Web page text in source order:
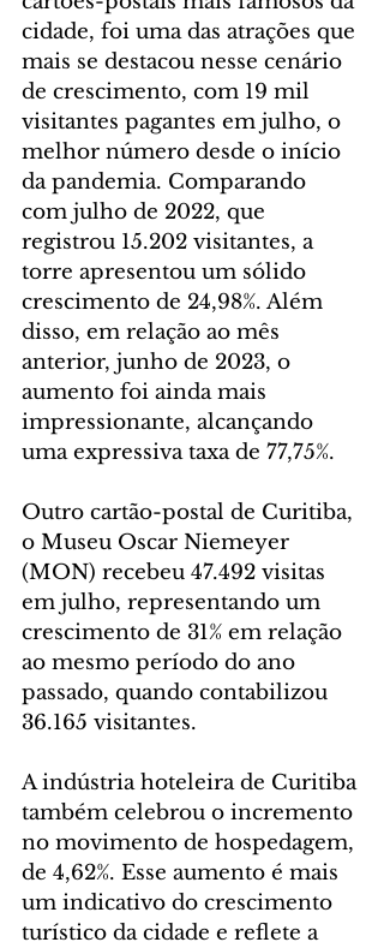
cidade, foi uma das atrações que
mais se destacou nesse cenário
de crescimento, com 19 mil
visitantes pagantes em julho, o
melhor número desde o início
da pandemia. Comparando
com julho de 2022, que
registrou 15.202 visitantes, a
torre apresentou um sólido
crescimento de 24,98%. Além
disso, em relação ao mês
anterior, junho de 2023, o
aumento foi ainda mais
impressionante, alcançando
uma expressiva taxa de 77,75%.
Outro cartão-postal de Curitiba,
o Museu Oscar Niemeyer
(MON) recebeu 47.492 visitas
em julho, representando um
crescimento de 31% em relação
ao mesmo período do ano
passado, quando contabilizou
36.165 visitantes.
A indústria hoteleira de Curitiba
também celebrou o incremento
no movimento de hospedagem,
de 4,62%. Esse aumento é mais
um indicativo do crescimento
turístico da cidade e reflete a